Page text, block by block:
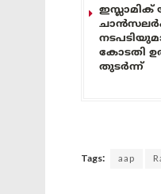
കോടതി
തുടർന്ന്
Tags: aap